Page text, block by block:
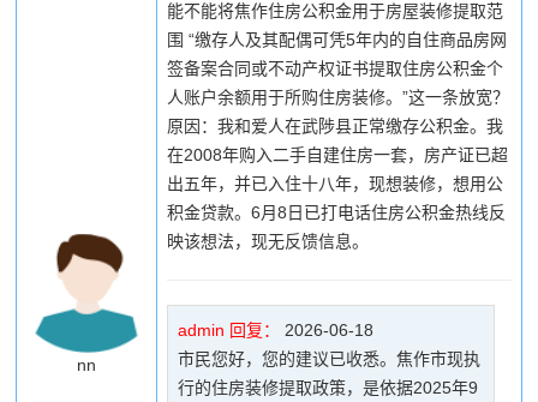
nn
能不能将焦作住房公积金用于房屋装修提取范
围 “缴存人及其配偶可凭5年内的自住商品房网
签备案合同或不动产权证书提取住房公积金个
人账户余额用于所购住房装修。”这一条放宽？
原因：我和爱人在武陟县正常缴存公积金。我
在2008年购入二手自建住房一套，房产证已超
出五年，并已入住十八年，现想装修，想用公
积金贷款。6月8日已打电话住房公积金热线反
映该想法，现无反馈信息。
admin 回复：
2026-06-18
市民您好，您的建议已收悉。焦作市现执
行的住房装修提取政策，是依据2025年9